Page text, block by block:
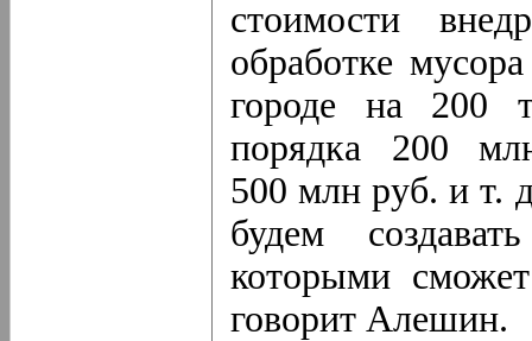
стоимости
обработке
городе на 200
порядка 200
500 млн руб. и т.
будем
которыми
говорит Алешин.